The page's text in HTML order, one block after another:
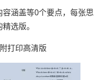
涵盖等0个要点，每张思
选版。
打印高清版